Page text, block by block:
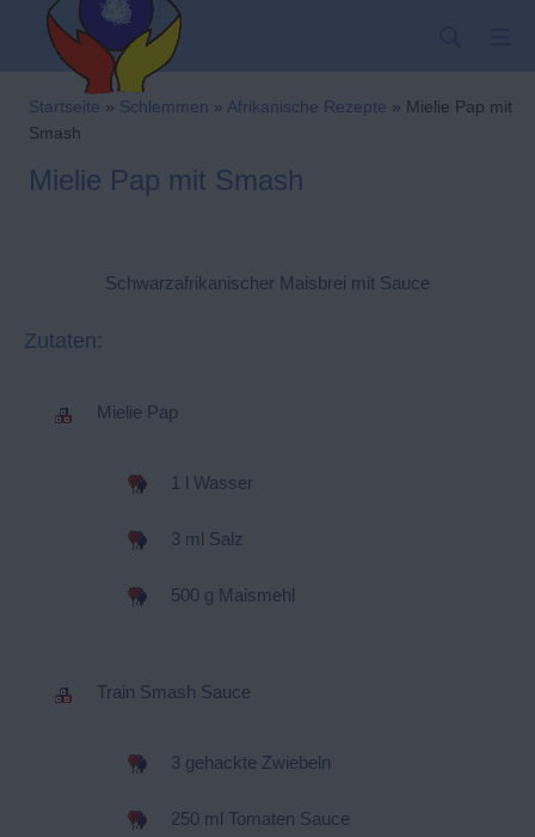
springen
Kindergarten-
Startseite » Schlemmen » Afrikanische Rezepte » Mielie Pap mit
Smash
Mielie Pap mit Smash
Schwarzafrikanischer Maisbrei mit Sauce
Zutaten:
Mielie Pap
1 l Wasser
3 ml Salz
500 g Maismehl
Train Smash Sauce
3 gehackte Zwiebeln
250 ml Tomaten Sauce